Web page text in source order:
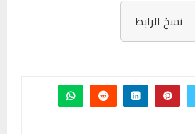
نسخ الرابط